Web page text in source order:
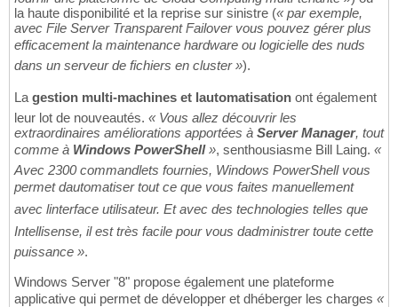
la haute disponibilité et la reprise sur sinistre (« par exemple,
avec File Server Transparent Failovervous pouvez gérer plus
efficacement la maintenance hardware ou logicielle des nuds
dans un serveur de fichiers en cluster »).
La gestion multi-machines et lautomatisation ont également
leur lot de nouveautés. « Vous allez découvrir les
extraordinaires améliorations apportées à Server Manager, tout
comme à Windows PowerShell», senthousiasme Bill Laing. «
Avec 2300 commandlets fournies, Windows PowerShell vous
permet dautomatiser tout ce que vous faites manuellement
avec linterface utilisateur. Et avec des technologies telles que
Intellisense, il est très facile pour vous dadministrer toute cette
puissance ».
Windows Server "8" propose également une plateforme
applicative qui permet de développer et dhéberger les charges «